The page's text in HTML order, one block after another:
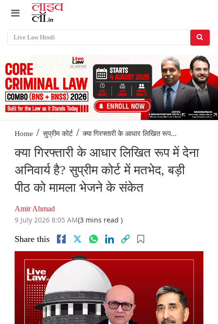
Home / सुप्रीम कोर्ट / क्या गिरफ्तारी के आधार लिखित रूप...
क्या गिरफ्तारी के आधार लिखित रूप में देना
अनिवार्य है? सुप्रीम कोर्ट में मतभेद, बड़ी
पीठ को मामला भेजने के संकेत
Amir Ahmad
9 July 2026 8:05 AM(3 mins read )
Share this